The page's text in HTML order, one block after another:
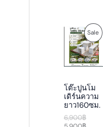
E
SaleP
R
O
โต๊ะปูนโม
เดิร์นความ
ยาว160ซม.
6,900฿
O
r
i
g
i
a
l
p
r
i
c
C
u
r
r
e
t
p
r
i
c
e